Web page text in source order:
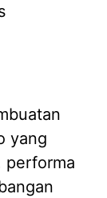
yang
performa